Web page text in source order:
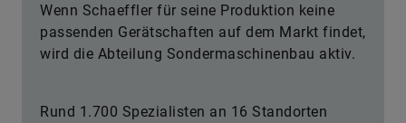
Wenn Schaeffler für seine Produktion keine
passenden Gerätschaften auf dem Markt findet,
wird die Abteilung Sondermaschinenbau aktiv.
Rund 1.700 Spezialisten an 16 Standorten